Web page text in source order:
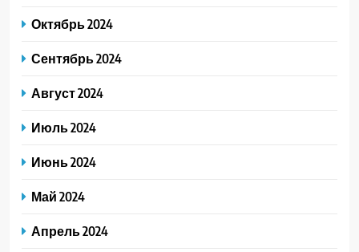
Октябрь 2024
Сентябрь 2024
Август 2024
Июль 2024
Июнь 2024
Май 2024
Апрель 2024